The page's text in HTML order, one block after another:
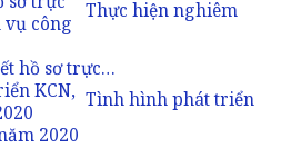
Thực hiện nghiêm
hồ sơ trực…
Tình hình phát triển
2020